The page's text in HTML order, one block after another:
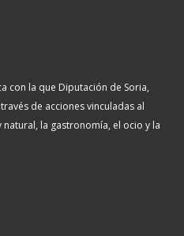
con la que Diputación de Soria,
de acciones vinculadas al
la gastronomía, el ocio y la